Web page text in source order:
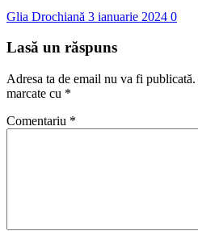
Glia Drochiană 3 ianuarie 2024 0
Lasă un răspuns
Adresa ta de email nu va fi publicată.
marcate cu *
Comentariu *